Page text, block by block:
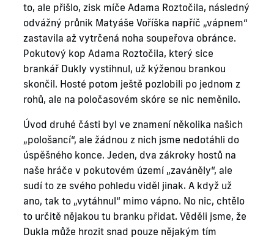
to, ale přišlo, zisk míče Adama Roztočila, následný
odvážný průnik Matyáše Voříška napříč „vápnem“
zastavila až vytrčená noha soupeřova obránce.
Pokutový kop Adama Roztočila, který sice
brankář Dukly vystihnul, už kýženou brankou
skončil. Hosté potom ještě pozlobili po jednom z
rohů, ale na poločasovém skóre se nic neměnilo.
Úvod druhé části byl ve znamení několika našich
„pološancí“, ale žádnou z nich jsme nedotáhli do
úspěšného konce. Jeden, dva zákroky hostů na
naše hráče v pokutovém území „zaváněly“, ale
sudí to ze svého pohledu viděl jinak. A když už
ano, tak to „vytáhnul“ mimo vápno. No nic, chtělo
to určitě nějakou tu branku přidat. Věděli jsme, že
Dukla může hrozit snad pouze nějakým tím